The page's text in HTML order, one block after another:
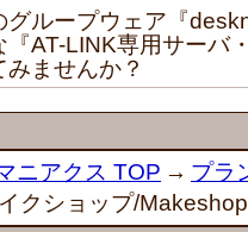
ループウェア『
『AT-LINK専用サーバ
みませんか？
ニアクス TOP → プラ
クショップ/Makeshop